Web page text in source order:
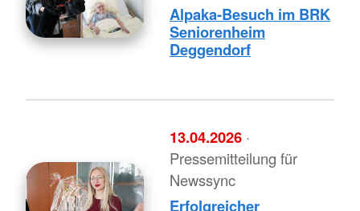
Alpaka-Besuch im BRK
Seniorenheim
Deggendorf
13.04.2026 ·
Pressemitteilung für
Newssync
Erfolgreicher